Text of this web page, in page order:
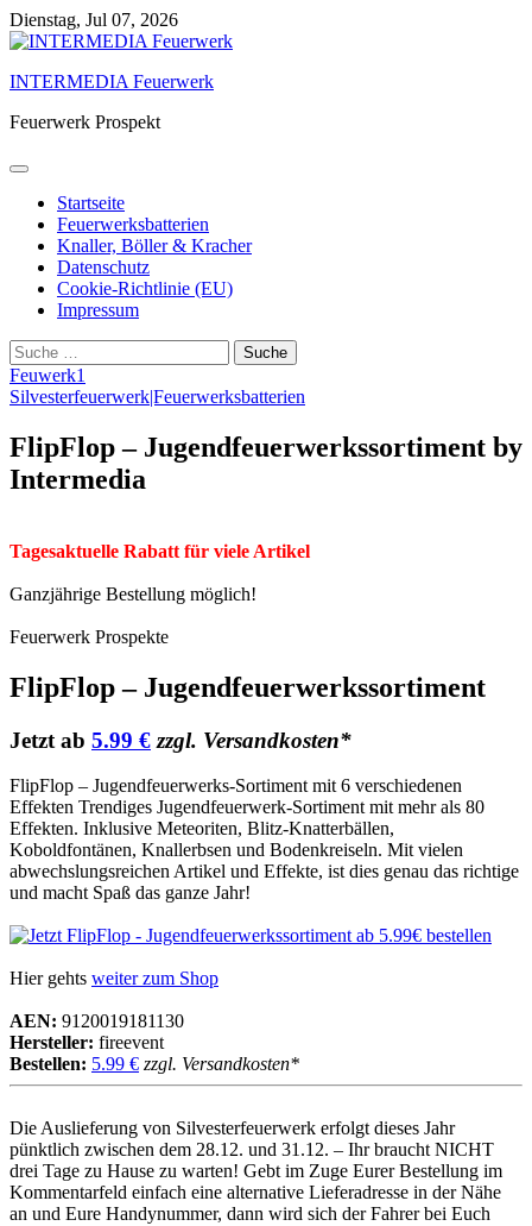
Skip
to
Dienstag, Jul 07, 2026
INTERMEDIA Feuerwerk
Feuerwerk Prospekt
Startseite
Feuerwerksbatterien
Knaller, Böller & Kracher
Datenschutz
Cookie-Richtlinie (EU)
Impressum
Suche
nach:
Feuwerk1
Silvesterfeuerwerk|Feuerwerksbatterien
FlipFlop – Jugendfeuerwerkssortiment by
Intermedia
Tagesaktuelle Rabatt für viele Artikel
Ganzjährige Bestellung möglich!
Feuerwerk Prospekte
FlipFlop – Jugendfeuerwerkssortiment
Jetzt ab 5.99 € zzgl. Versandkosten*
FlipFlop – Jugendfeuerwerks-Sortiment mit 6 verschiedenen
Effekten Trendiges Jugendfeuerwerk-Sortiment mit mehr als 80
Effekten. Inklusive Meteoriten, Blitz-Knatterbällen,
Koboldfontänen, Knallerbsen und Bodenkreiseln. Mit vielen
abwechslungsreichen Artikel und Effekte, ist dies genau das richtige
und macht Spaß das ganze Jahr!
Hier gehts weiter zum Shop
AEN: 9120019181130
Hersteller: fireevent
Bestellen: 5.99 € zzgl. Versandkosten*
Die Auslieferung von Silvesterfeuerwerk erfolgt dieses Jahr
pünktlich zwischen dem 28.12. und 31.12. – Ihr braucht NICHT
drei Tage zu Hause zu warten! Gebt im Zuge Eurer Bestellung im
Kommentarfeld einfach eine alternative Lieferadresse in der Nähe
an und Eure Handynummer, dann wird sich der Fahrer bei Euch